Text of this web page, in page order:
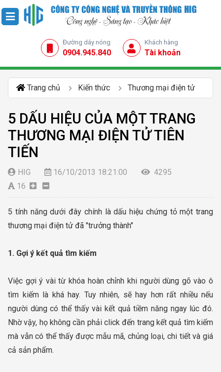
Đường dây nóng
0904.945.840
Khách hàng
Tài khoản
Trang chủ Kiến thức Thương mại điện tử
5 DẤU HIỆU CỦA MỘT TRANG
THƯƠNG MẠI ĐIỆN TỬ TIÊN
TIẾN
HIG 16/10/2013 18:21:00
4295
16
5 tính năng dưới đây chính là dấu hiệu chứng tỏ một trang
thương mại điện tử đã "trưởng thành"
1. Gợi ý kết quả tìm kiếm
Việc gợi ý vài từ khóa hoàn chỉnh khi người dùng gõ vào ô
tìm kiếm là khá hay. Tuy nhiên, sẽ hay hơn rất nhiều nếu
người dùng có thể thấy vài kết quả tiềm năng ngay lúc đó.
Nhờ vậy, họ không cần phải click đến trang kết quả tìm kiếm
mà vẫn có thể thấy được mẫu mã, chủng loại, chi tiết và giá
cả sản phẩm.